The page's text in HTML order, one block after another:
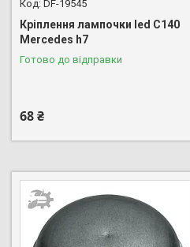
DF-19545
Кріплення лампочки led C140
Mercedes h7
Готово до відправки
68 ₴